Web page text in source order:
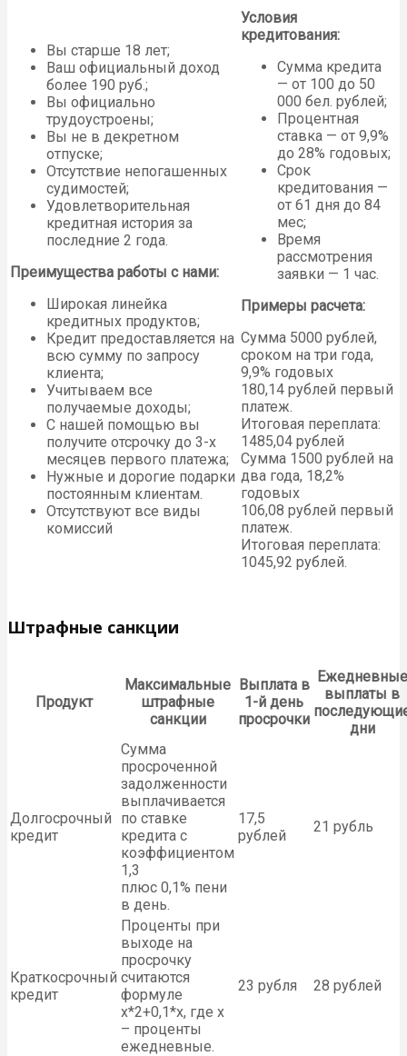
Вы старше 18 лет;
Ваш официальный доход
более 190 руб.;
Вы официально
трудоустроены;
Вы не в декретном
отпуске;
Отсутствие непогашенных
судимостей;
Удовлетворительная
кредитная история за
последние 2 года.
Преимущества работы с нами:
Широкая линейка
кредитных продуктов;
Кредит предоставляется на
всю сумму по запросу
клиента;
Учитываем все
получаемые доходы;
С нашей помощью вы
получите отсрочку до 3-х
месяцев первого платежа;
Нужные и дорогие подарки
постоянным клиентам.
Отсутствуют все виды
комиссий
Условия
кредитования:
Сумма кредита
— от 100 до 50
000 бел. рублей;
Процентная
cтавка — от 9,9%
до 28% годовых;
Срок
кредитования —
от 61 дня до 84
мес;
Время
рассмотрения
заявки — 1 час.
Примеры расчета:
Сумма 5000 рублей,
сроком на три года,
9,9% годовых
180,14 рублей первый
платеж.
Итоговая переплата:
1485,04 рублей
Сумма 1500 рублей на
два года, 18,2%
годовых
106,08 рублей первый
платеж.
Итоговая переплата:
1045,92 рублей.
Штрафные санкции
Продукт
Максимальные
штрафные
санкции
Выплата в
1-й день
просрочки
Ежедневные
выплаты в
дни
Долгосрочный
кредит
Сумма
просроченной
задолженности
выплачивается
по ставке
кредита с
коэффициентом
1,3
плюс 0,1% пени
в день.
17,5
рублей
21 рубль
Краткосрочный
кредит
Проценты при
выходе на
просрочку
считаются
формуле
x*2+0,1*x, где x
– проценты
ежедневные.
23 рубля 28 рублей